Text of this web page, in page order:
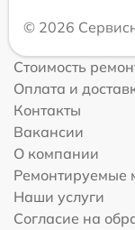
© 2026
Стоимость
Оплата и
Контакты
Вакансии
О компании
Ремонтируемые
Наши услуги
Согласие на